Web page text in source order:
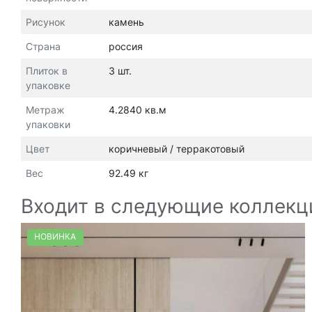
Рисунок камень
Страна россия
Плиток в
упаковке
3 шт.
Метраж
упаковки
4.2840 кв.м
Цвет коричневый / терракотовый
Вес 92.49 кг
Входит в следующие
НОВИНКА